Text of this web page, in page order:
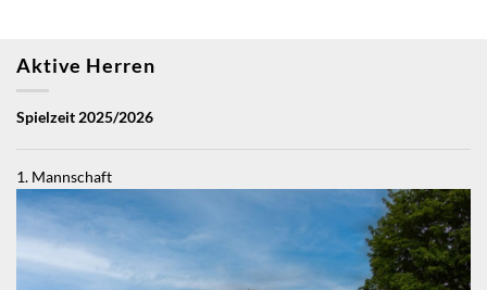
Aktive Herren
Spielzeit 2025/2026
1. Mannschaft